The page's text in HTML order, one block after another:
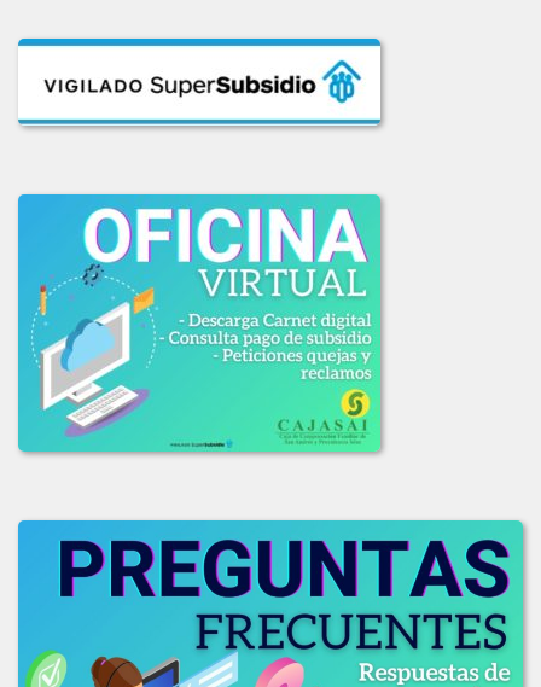
LICITACION_004-2020.pdf
LICITACION_OFERTAS_001-2020.PDF
LICITACION_OFERTAS_002_2020.pdf
2019
ADJUDICACION_LICITACION_001-2019.pdf
COMUNICADO_ADJUDICACION_LIC_003-2019.pdf
COMUNICADO_LIC_002_2019.pdf
INFO_EVALUACION_COMITE_COMPRAS_LIC_002-2019.pdf
INFO_EVAL_COMITE_COMPRAS_LIC_001_2019.pdf
LICITACION_DE_OFEERAS_001-2019.pdf
LICITACION_DE_OFERTAS_002-2019.pdf